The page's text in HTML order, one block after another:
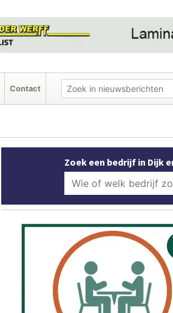
Contact
Zoek een bedrijf in Dijk